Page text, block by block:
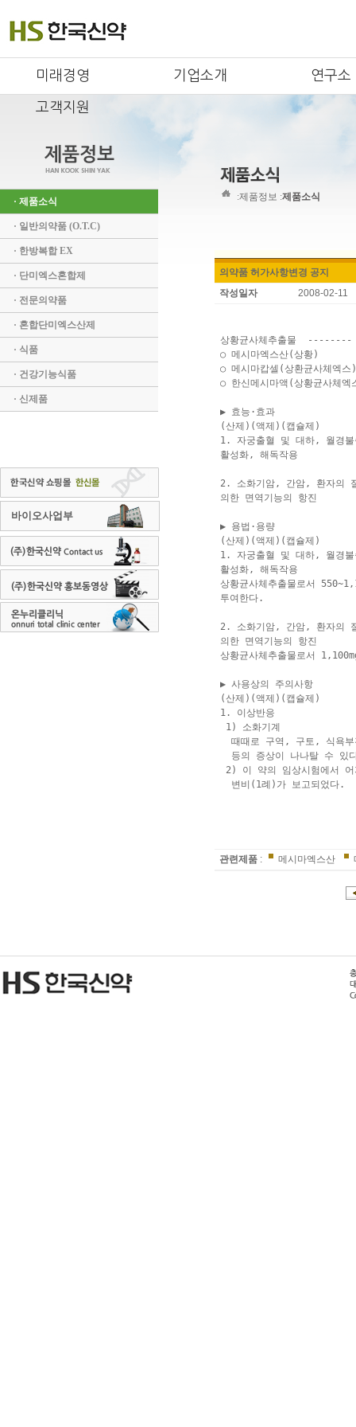
미래경영 기업소개 연구소
고객지원
· 제품소식
· 일반의약품 (O.T.C)
· 한방복합 EX
· 단미엑스혼합제
· 전문의약품
· 혼합단미엑스산제
· 식품
· 건강기능식품
· 신제품
바이오사업부
:제품정보 :제품소식
의약품 허가사항변경 공지
작성일자
2008-02-11
상황균사체추출물  --------
○ 메시마엑스산(상황)
○ 메시마캅셀(상환균사체엑스)
○ 한신메시마액(상황균사체엑
▶ 효능·효과
(산제)(액제)(캡슐제)
1. 자궁출혈 및 대하, 월경
활성화, 해독작용
2. 소화기암, 간암, 환자의
의한 면역기능의 항진
▶ 용법·용량
(산제)(액제)(캡슐제)
1. 자궁출혈 및 대하, 월경
활성화, 해독작용
상황균사체추출물로서
투여한다.
2. 소화기암, 간암, 환자의
의한 면역기능의 항진
상황균사체추출물로서
▶ 사용상의 주의사항
(산제)(액제)(캡슐제)
1. 이상반응
  1) 소화기계
때때로 구역, 구토, 식욕
등의 증상이 나나탈 수 있
2) 이 약의 임상시험에서
   변비(1례)가 보고되었다.
관련제품 : 메시마엑스산